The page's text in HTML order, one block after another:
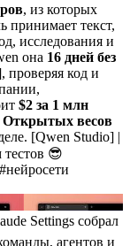
, из которых
принимает текст,
исследования и
она 16 дней без
проверяя код и
$2 за 1 млн
Открытых весов
[Qwen Studio] |
😎
Settings собрал
агентов и